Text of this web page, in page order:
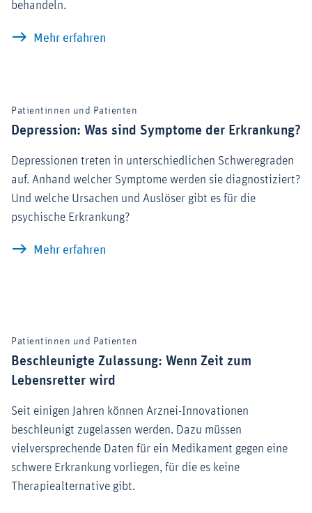
behandeln.
Mehr erfahren
Patientinnen und Patienten
Depression: Was sind Symptome der Erkrankung?
Depressionen treten in unterschiedlichen Schweregraden
auf. Anhand welcher Symptome werden sie diagnostiziert?
Und welche Ursachen und Auslöser gibt es für die
psychische Erkrankung?
Mehr erfahren
Patientinnen und Patienten
Beschleunigte Zulassung: Wenn Zeit zum
Lebensretter wird
Seit einigen Jahren können Arznei-Innovationen
beschleunigt zugelassen werden. Dazu müssen
vielversprechende Daten für ein Medikament gegen eine
schwere Erkrankung vorliegen, für die es keine
Therapiealternative gibt.